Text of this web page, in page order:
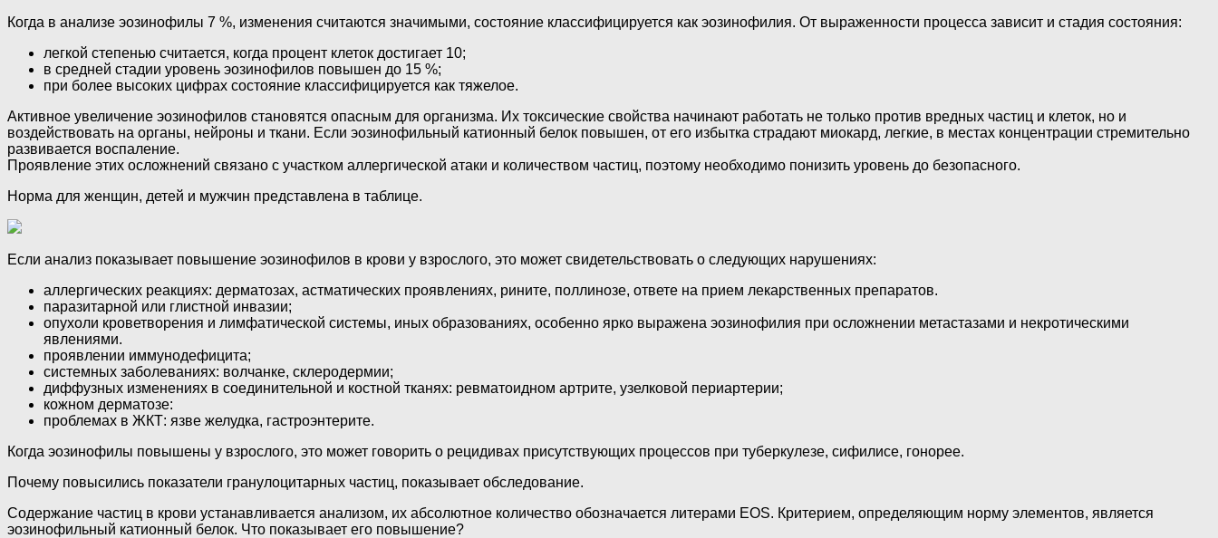
Когда в анализе эозинофилы 7 %, изменения считаются значимыми, состояние классифицируется как эозинофилия. От выраженности процесса зависит и стадия состояния:
легкой степенью считается, когда процент клеток достигает 10;
в средней стадии уровень эозинофилов повышен до 15 %;
при более высоких цифрах состояние классифицируется как тяжелое.
Активное увеличение эозинофилов становятся опасным для организма. Их токсические свойства начинают работать не только против вредных частиц и клеток, но и
воздействовать на органы, нейроны и ткани. Если эозинофильный катионный белок повышен, от его избытка страдают миокард, легкие, в местах концентрации стремительно
развивается воспаление.
Проявление этих осложнений связано с участком аллергической атаки и количеством частиц, поэтому необходимо понизить уровень до безопасного.
Норма для женщин, детей и мужчин представлена в таблице.
Если анализ показывает повышение эозинофилов в крови у взрослого, это может свидетельствовать о следующих нарушениях:
аллергических реакциях: дерматозах, астматических проявлениях, рините, поллинозе, ответе на прием лекарственных препаратов.
паразитарной или глистной инвазии;
опухоли кроветворения и лимфатической системы, иных образованиях, особенно ярко выражена эозинофилия при осложнении метастазами и некротическими
явлениями.
проявлении иммунодефицита;
системных заболеваниях: волчанке, склеродермии;
диффузных изменениях в соединительной и костной тканях: ревматоидном артрите, узелковой периартерии;
кожном дерматозе:
проблемах в ЖКТ: язве желудка, гастроэнтерите.
Когда эозинофилы повышены у взрослого, это может говорить о рецидивах присутствующих процессов при туберкулезе, сифилисе, гонорее.
Почему повысились показатели гранулоцитарных частиц, показывает обследование.
Содержание частиц в крови устанавливается анализом, их абсолютное количество обозначается литерами EOS. Критерием, определяющим норму элементов, является
эозинофильный катионный белок. Что показывает его повышение?